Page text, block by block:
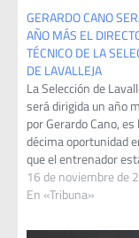
GERARDO CANO
AÑO MÁS EL
TÉCNICO DE LA
DE LAVALLEJA
La Selección de
será dirigida un año
por Gerardo Cano, es
décima oportunidad
que el entrenador
frente del equipo de
Minuana. Cano ganó
Selecciones y dos
16 de noviembre de
En «Tribuna»